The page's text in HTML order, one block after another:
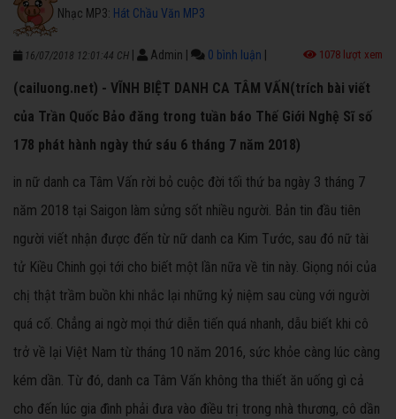
Nhạc MP3: Hát Chầu Văn MP3
16/07/2018 12:01:44 CH Admin 0 bình luận 1078 lượt xem
(cailuong.net) - VĨNH BIỆT DANH CA TÂM VẤN(trích bài viết
của Trần Quốc Bảo đăng trong tuần báo Thế Giới Nghệ Sĩ số
178 phát hành ngày thứ sáu 6 tháng 7 năm 2018)
in nữ danh ca Tâm Vấn rời bỏ cuộc đời tối thứ ba ngày 3 tháng 7
năm 2018 tại Saigon làm sửng sốt nhiều người. Bản tin đầu tiên
người viết nhận được đến từ nữ danh ca Kim Tước, sau đó nữ tài
tử Kiều Chinh gọi tới cho biết một lần nữa về tin này. Giọng nói của
chị thật trầm buồn khi nhắc lại những kỷ niệm sau cùng với người
quá cố. Chẳng ai ngờ mọi thứ diễn tiến quá nhanh, dẫu biết khi cô
trở về lại Việt Nam từ tháng 10 năm 2016, sức khỏe càng lúc càng
kém dần. Từ đó, danh ca Tâm Vấn không tha thiết ăn uống gì cả
cho đến lúc gia đình phải đưa vào điều trị trong nhà thương, cô dần